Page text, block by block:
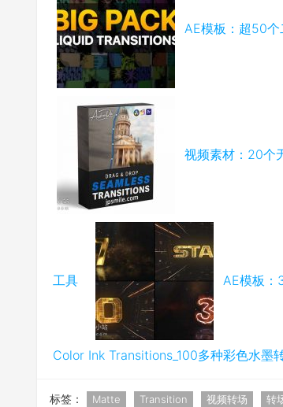
AE模板：超50
视频素材：20个
工具 AE模板：
Color Ink Transitions_100多种彩色水墨
标签： Matte Transition 视频转场 转